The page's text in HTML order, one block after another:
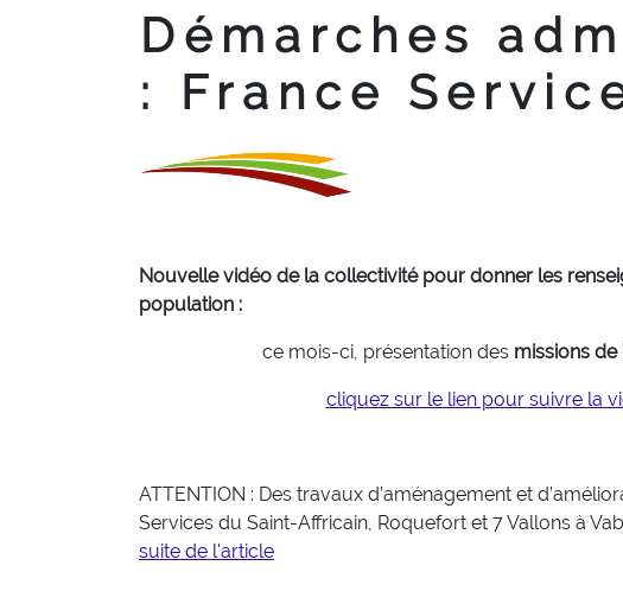
Démarches
: France
Nouvelle vidéo de la collectivité pour donner les
population :
ce mois-ci, présentation des missions
cliquez sur le lien pour suivre la
ATTENTION : Des travaux d’aménagement et
Services du Saint-Affricain, Roquefort et 7 Vallons à
suite de l'article